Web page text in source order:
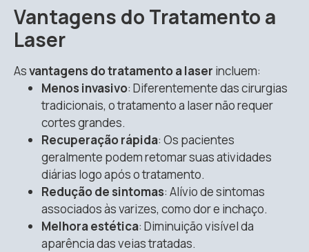
Vantagens do Tratamento a
Laser
Asvantagens do tratamento a laser incluem:
Menos invasivo: Diferentemente das cirurgias
tradicionais, o tratamento a laser não requer
cortes grandes.
Recuperação rápida: Os pacientes
geralmente podem retomar suas atividades
diárias logo após o tratamento.
Redução de sintomas: Alívio de sintomas
associados às varizes, como dor e inchaço.
Melhora estética: Diminuição visível da
aparência das veias tratadas.